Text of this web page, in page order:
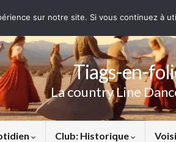
Tiags-en-
La country Line
Club: Historique
sur notre site. Si vous continuez à